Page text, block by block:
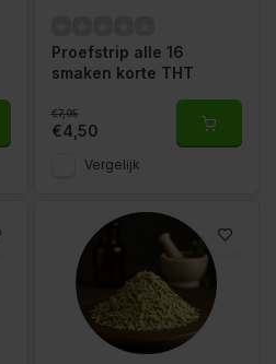
Proefstrip alle 16
smaken korte THT
€7,95
€4,50
Vergelijk